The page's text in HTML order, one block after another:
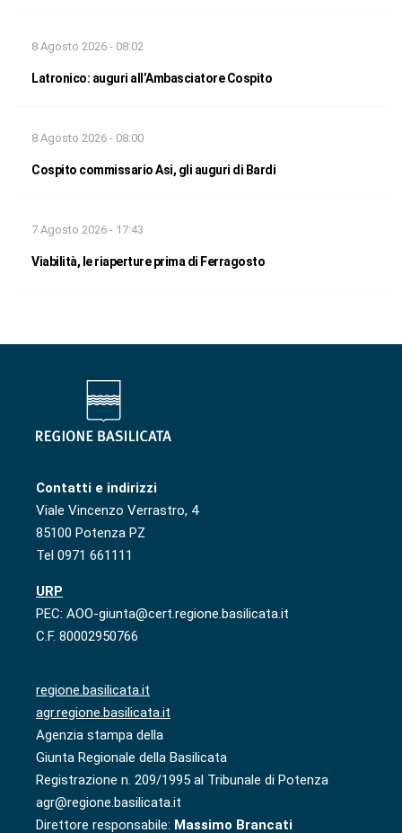
8 Agosto 2026 - 08:02
Latronico: auguri all’Ambasciatore Cospito
8 Agosto 2026 - 08:00
Cospito commissario Asi, gli auguri di Bardi
7 Agosto 2026 - 17:43
Viabilità, le riaperture prima di Ferragosto
Contatti e indirizzi
Viale Vincenzo Verrastro, 4
85100 Potenza PZ
Tel 0971 661111
URP
PEC: AOO-giunta@cert.regione.basilicata.it
C.F. 80002950766
regione.basilicata.it
agr.regione.basilicata.it
Agenzia stampa della
Giunta Regionale della Basilicata
Registrazione n. 209/1995 al Tribunale di Potenza
agr@regione.basilicata.it
Direttore responsabile: Massimo Brancati